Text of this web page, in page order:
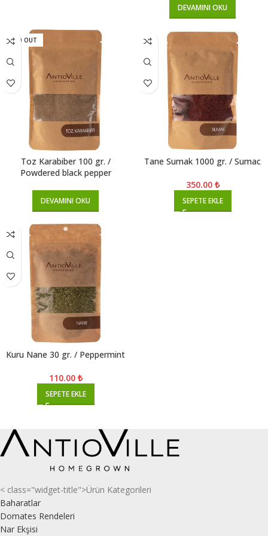
DEVAMINI OKU
SOLD OUT
Toz Karabiber 100 gr. /
Powdered black pepper
DEVAMINI OKU
Tane Sumak 1000 gr. / Sumac
350.00 ₺
SEPETE EKLE
Kuru Nane 30 gr. / Peppermint
110.00 ₺
SEPETE EKLE
< class="widget-title">Ürün Kategorileri
Baharatlar
Domates Rendeleri
Nar Ekşisi